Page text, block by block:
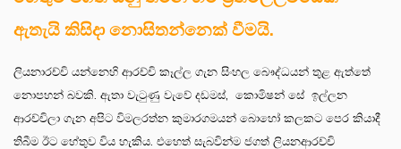
ඇතැයි කිසිදා නොසිතන්නෙක් වීමයි.
ලියනාරච්චි යන්නෙහි ආරච්චි කෑල්ල ගැන සිංහල බෞද්ධයන් තුළ ඇත්තේ
නොපහන් බවකි. ඇතා වැටුණු වැවේ දඩමස්, කොමිෂන් සේ ඉල්ලන
ආරච්චිලා ගැන අපිට විමලරත්න කුමාරගමයන් බොහෝ කලකට පෙර කියාදී
තිබීම ඊට හේතුව විය හැකිය. එහෙත් සැබවින්ම ජගත් ලියනආරච්චි